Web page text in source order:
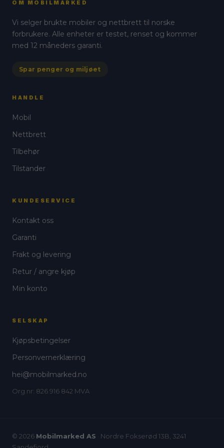
OM MOBILMARKED
Vi selger brukte mobiler og nettbrett til norske
forbrukere. Alle enheter er testet, renset og kommer
med 12 måneders garanti.
Spar penger og miljøet
HANDLE
Mobil
Nettbrett
Tilbehør
Tilstander
KUNDESERVICE
Kontakt oss
Garanti
Frakt og levering
Retur / angre kjøp
Min konto
SELSKAP
Kjøpsbetingelser
Personvernerklæring
hei@mobilmarked.no
Org.nr: 826 916 842 MVA
© 2026 Mobilmarked AS · Nordre Fokserød 13B, 3241